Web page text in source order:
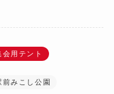
会用テント
前みこし公園